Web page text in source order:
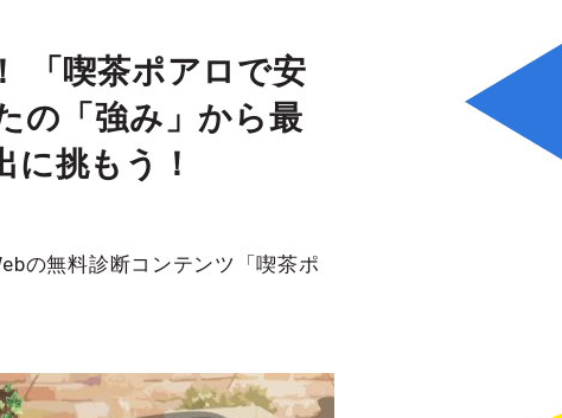
「喫茶ポアロで安
の「強み」から最
挑もう！
の無料診断コンテンツ「喫茶ポ